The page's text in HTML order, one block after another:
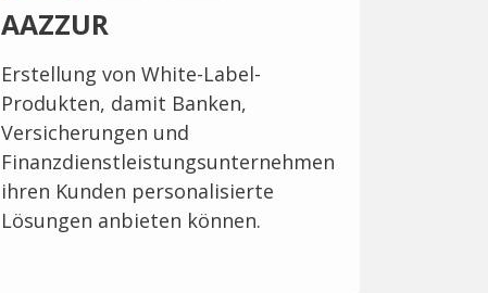
AAZZUR
Erstellung von White-Label-
Produkten, damit Banken,
Versicherungen und
Finanzdienstleistungsunternehmen
ihren Kunden personalisierte
Lösungen anbieten können.